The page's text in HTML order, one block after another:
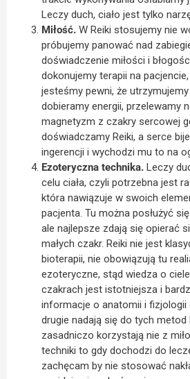
Leczy duch, ciało jest tylko
Miłość. W Reiki stosujemy nie
próbujemy panować nad
doświadczenie miłości i
dokonujemy terapii na
jesteśmy pewni, że
dobieramy energii, przelewamy
magnetyzm z czakry sercowej
doświadczamy Reiki, a serce
ingerencji i wychodzi mu to na
Ezoteryczna technika. Leczy
celu ciała, czyli potrzebna jest
która nawiązuje w swoich
pacjenta. Tu można posłużyć
ale najlepsze zdają się opierać
małych czakr. Reiki nie jest
bioterapii, nie obowiązują tu
ezoteryczne, stąd wiedza o
czakrach jest istotniejsza i
informacje o anatomii i fizjologii
drugie nadają się do tych
zasadniczo korzystają nie z
techniki to gdy dochodzi do
zachęcam by nie stosować